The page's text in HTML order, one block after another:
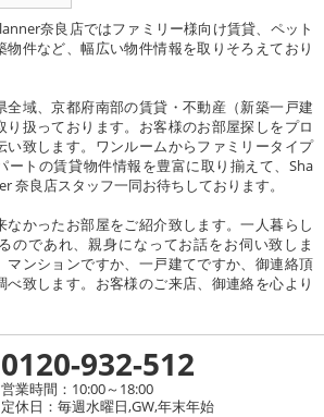
奈良店ではファミリー様向け賃貸、ペット
件など、幅広い物件情報を取りそろえており
全域、京都府南部の賃貸・不動産（新築一戸建
り扱っております。お客様のお部屋探しをプロ
い致します。ワンルームからファミリータイプ
ートの賃貸物件情報を豊富に取り揃えて、Sha
奈良店スタッフ一同お待ちしております。
なかったお部屋をご紹介致します。一人暮らし
のであれ、親身になってお話をお伺い致しま
マンションですか、一戸建てですか、御連絡頂
べ致します。お客様のご来店、御連絡を心より
0120-932-512
営業時間：10:00～18:00
定休日：毎週水曜日,GW,年末年始